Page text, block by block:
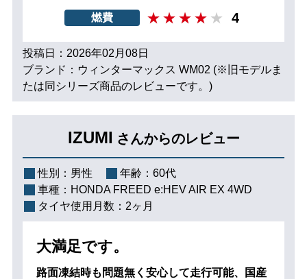
燃費 4
投稿日：2026年02月08日
ブランド：ウィンターマックス WM02 (※旧モデルま
たは同シリーズ商品のレビューです。)
IZUMI さんからのレビュー
性別： 男性 年齢： 60代
車種： HONDA FREED e:HEV AIR EX 4WD
タイヤ使用月数： 2ヶ月
大満足です。
路面凍結時も問題無く安心して走行可能、国産